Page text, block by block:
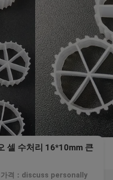
셀 수처리 16*10mm 큰
가격：discuss personally